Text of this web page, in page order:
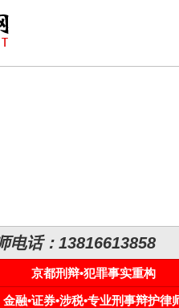
电话：13816613858
京都刑辩•犯罪事实重构
金融•证券•涉税•专业刑事辩护律